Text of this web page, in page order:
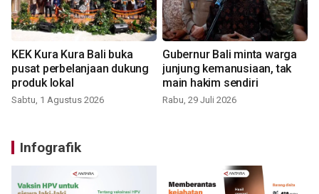
KEK Kura Kura Bali buka
pusat perbelanjaan dukung
produk lokal
Sabtu, 1 Agustus 2026
Gubernur Bali minta warga
junjung kemanusiaan, tak
main hakim sendiri
Rabu, 29 Juli 2026
Infografik